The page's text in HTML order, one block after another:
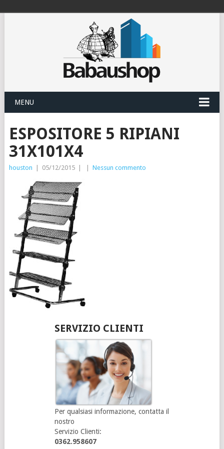
MENU
ESPOSITORE 5 RIPIANI
31X101X4
houston 05/12/2015 Nessun commento
SERVIZIO CLIENTI
Per qualsiasi informazione, contatta il
nostro
Servizio Clienti:
0362.958607